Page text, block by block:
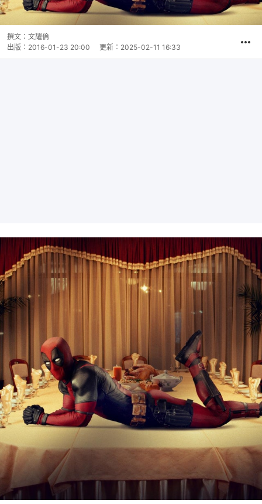
撰文： 文耀倫
出版： 2016-01-23 20:00 更新： 2025-02-11 16:33